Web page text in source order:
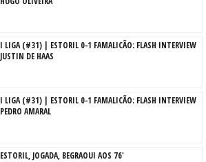
I LIGA (#31) | ESTORIL 0-1 FAMALICÃO: FLASH INTERVIEW
JUSTIN DE HAAS
I LIGA (#31) | ESTORIL 0-1 FAMALICÃO: FLASH INTERVIEW
PEDRO AMARAL
ESTORIL, JOGADA, BEGRAOUI AOS 76'